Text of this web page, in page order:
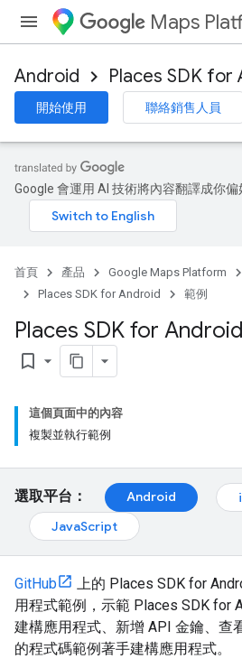
Maps
Android Places SDK for
開始使用 聯絡銷售人員
Google 會運用 AI 技術將內容翻譯成你偏
首頁 產品 Google Maps Platform
Places SDK for Android
範例
Places SDK for
bookmark_border
這個頁面中的內容
複製並執行範例
選取平台： Android
JavaScript
GitHub
上的 Places SDK for
用程式範例，示範 Places SDK for
建構應用程式、新增 API 金鑰、查
的程式碼範例著手建構應用程式。